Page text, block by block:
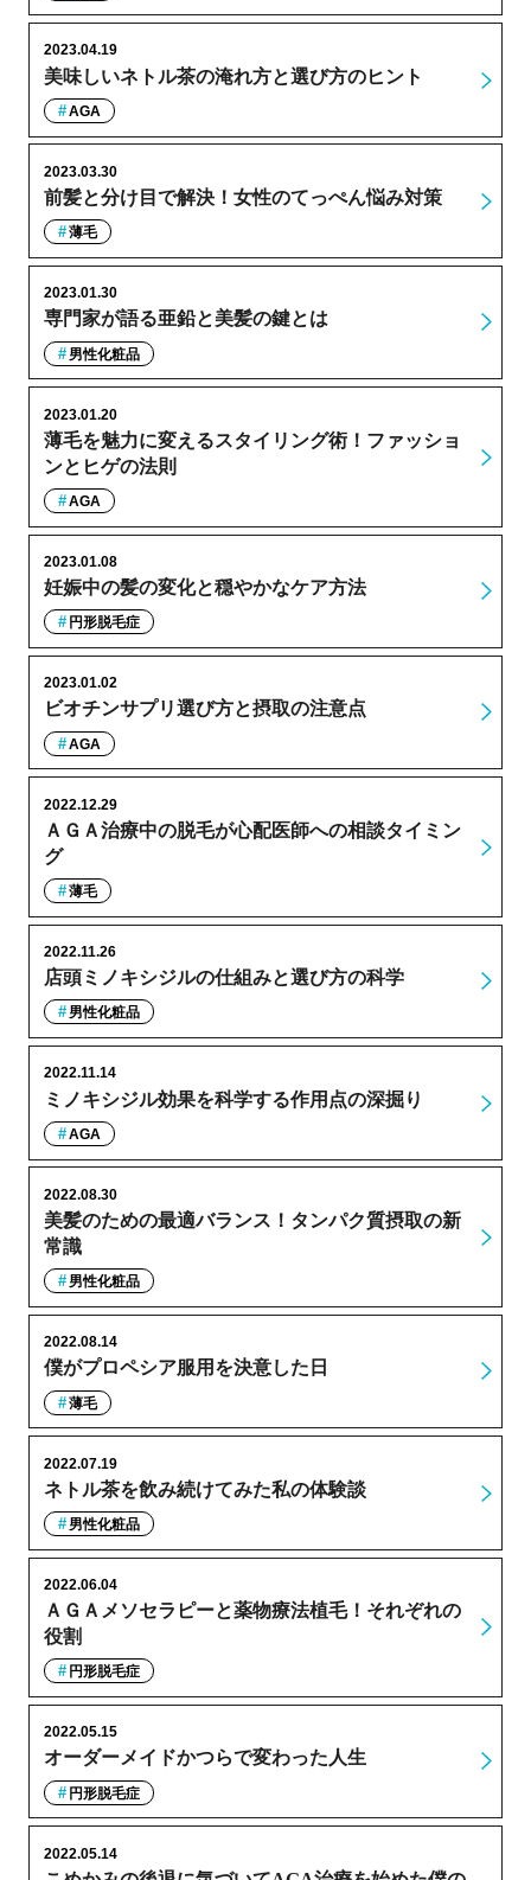
美味しいネトル茶の淹れ方と選び方のヒント
2023.04.19
AGA
前髪と分け目で解決！女性のてっぺん悩み対策
2023.03.30
薄毛
専門家が語る亜鉛と美髪の鍵とは
2023.01.30
男性化粧品
薄毛を魅力に変えるスタイリング術！ファッショ
ンとヒゲの法則
2023.01.20
AGA
妊娠中の髪の変化と穏やかなケア方法
2023.01.08
円形脱毛症
ビオチンサプリ選び方と摂取の注意点
2023.01.02
AGA
ＡＧＡ治療中の脱毛が心配医師への相談タイミン
グ
2022.12.29
薄毛
店頭ミノキシジルの仕組みと選び方の科学
2022.11.26
男性化粧品
ミノキシジル効果を科学する作用点の深掘り
2022.11.14
AGA
美髪のための最適バランス！タンパク質摂取の新
常識
2022.08.30
男性化粧品
僕がプロペシア服用を決意した日
2022.08.14
薄毛
ネトル茶を飲み続けてみた私の体験談
2022.07.19
男性化粧品
ＡＧＡメソセラピーと薬物療法植毛！それぞれの
役割
2022.06.04
円形脱毛症
オーダーメイドかつらで変わった人生
2022.05.15
円形脱毛症
2022.05.14